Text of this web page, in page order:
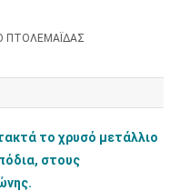
ΠΤΟΛΕΜΑΪΔΑΣ
το χρυσό μετάλλιο
στους